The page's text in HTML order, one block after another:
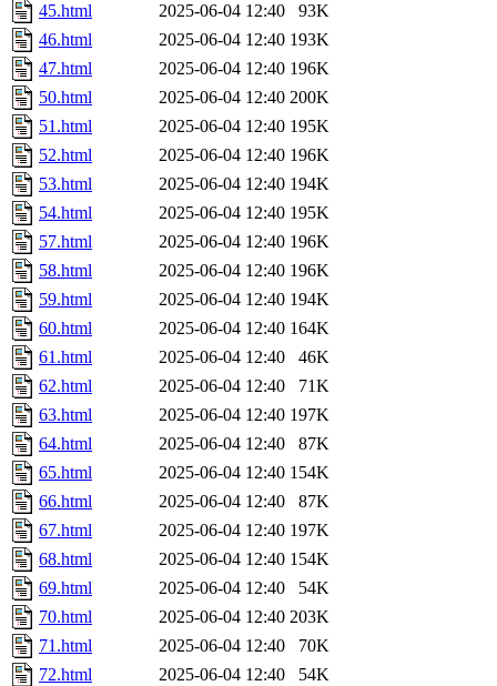
45.html
2025-06-04 12:40
93K
46.html
2025-06-04 12:40 193K
47.html
2025-06-04 12:40 196K
50.html
2025-06-04 12:40 200K
51.html
2025-06-04 12:40 195K
52.html
2025-06-04 12:40 196K
53.html
2025-06-04 12:40 194K
54.html
2025-06-04 12:40 195K
57.html
2025-06-04 12:40 196K
58.html
2025-06-04 12:40 196K
59.html
2025-06-04 12:40 194K
60.html
2025-06-04 12:40 164K
61.html
2025-06-04 12:40
46K
62.html
2025-06-04 12:40
71K
63.html
2025-06-04 12:40 197K
64.html
2025-06-04 12:40
87K
65.html
2025-06-04 12:40 154K
66.html
2025-06-04 12:40
87K
67.html
2025-06-04 12:40 197K
68.html
2025-06-04 12:40 154K
69.html
2025-06-04 12:40
54K
70.html
2025-06-04 12:40 203K
71.html
2025-06-04 12:40
70K
72.html
2025-06-04 12:40
54K